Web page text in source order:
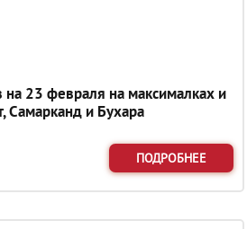
на 23 февраля на максималках и
Самарканд и Бухара
ПОДРОБНЕЕ